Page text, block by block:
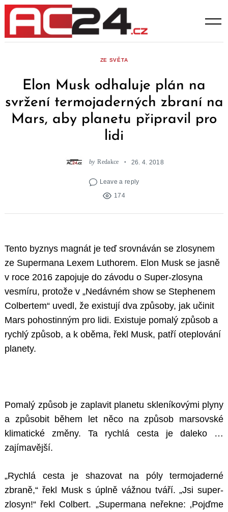
Skip
content
ZE SVĚTA
Elon Musk odhaluje plán na
svržení termojaderných zbraní na
Mars, aby planetu připravil pro
lidi
by Redakce 26. 4. 2018
Leave a reply
174
Tento byznys magnát je teď srovnáván se zlosynem
ze Supermana Lexem Luthorem. Elon Musk se jasně
v roce 2016 zapojuje do závodu o Super-zlosyna
vesmíru, protože v „Nedávném show se Stephenem
Colbertem“ uvedl, že existují dva způsoby, jak učinit
Mars pohostinným pro lidi. Existuje pomalý způsob a
rychlý způsob, a k oběma, řekl Musk, patří oteplování
planety.
Pomalý způsob je zaplavit planetu skleníkovými plyny
a způsobit během let něco na způsob marsovské
klimatické změny. Ta rychlá cesta je daleko …
zajímavější.
„Rychlá cesta je shazovat na póly termojaderné
zbraně,“ řekl Musk s úplně vážnou tváří. „Jsi super-
zlosyn!“ řekl Colbert. „Supermana neřekne: ‚Pojďme